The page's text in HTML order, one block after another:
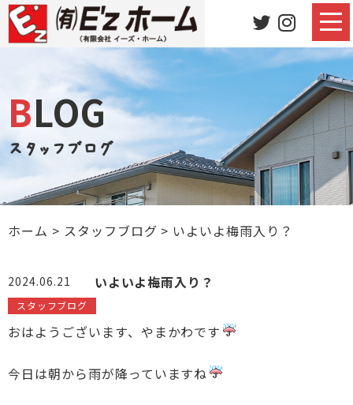
BLOG
スタッフブログ
ホーム > スタッフブログ > いよいよ梅雨入り？
2024.06.21 いよいよ梅雨入り？
スタッフブログ
おはようございます、やまかわです
今日は朝から雨が降っていますね